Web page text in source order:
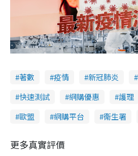
著數 疫情 新冠肺炎
快速測試
網購優惠 護理
歐盟
網購平台 衞生署
更多真實評價